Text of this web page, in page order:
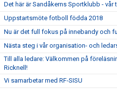
Det här är Sandåkerns Sportklubb - vår
Uppstartsmöte fotboll födda 2018
Nu är det full fokus på innebandy och
Nästa steg i vår organisation- och
Till alla ledare: Välkommen på
Ricknell!
Vi samarbetar med RF-SISU